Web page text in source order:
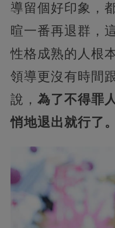
導留個好印象，
暄一番再退群，
性格成熟的人根
領導更沒有時間
說， 為了不得罪
悄地退出就行了。